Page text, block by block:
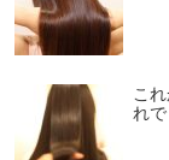
こ
れで